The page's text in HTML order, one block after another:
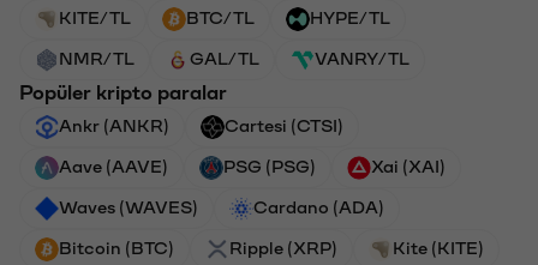
KITE/TL BTC/TL HYPE/TL
NMR/TL GAL/TL VANRY/TL
Popüler kripto paralar
Ankr (ANKR) Cartesi (CTSI)
Aave (AAVE) PSG (PSG) Xai (XAI)
Waves (WAVES) Cardano (ADA)
Bitcoin (BTC) Ripple (XRP) Kite (KITE)